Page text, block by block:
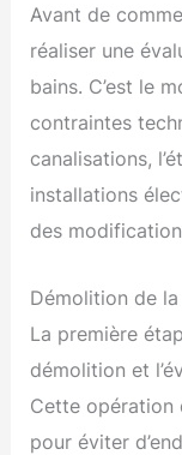
Avant de
réaliser une
bains. C’est le
contraintes
canalisations,
installations
des
Démolition de
La première
démolition et
Cette opération
pour éviter